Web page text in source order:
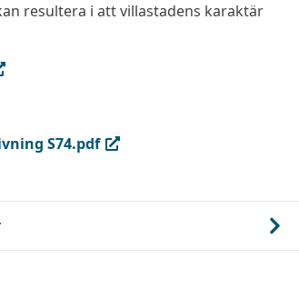
resultera i att villastadens karaktär
S74.pdf